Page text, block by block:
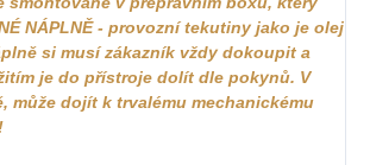
NÁPLNĚ - provozní tekutiny jako je olej
si musí zákazník vždy dokoupit a
je do přístroje dolít dle pokynů. V
může dojít k trvalému mechanickému